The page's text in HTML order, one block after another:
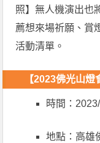
照】無人機演出也
薦想來場祈願、賞
活動清單。
【2023佛光山
時間：
地點：高雄